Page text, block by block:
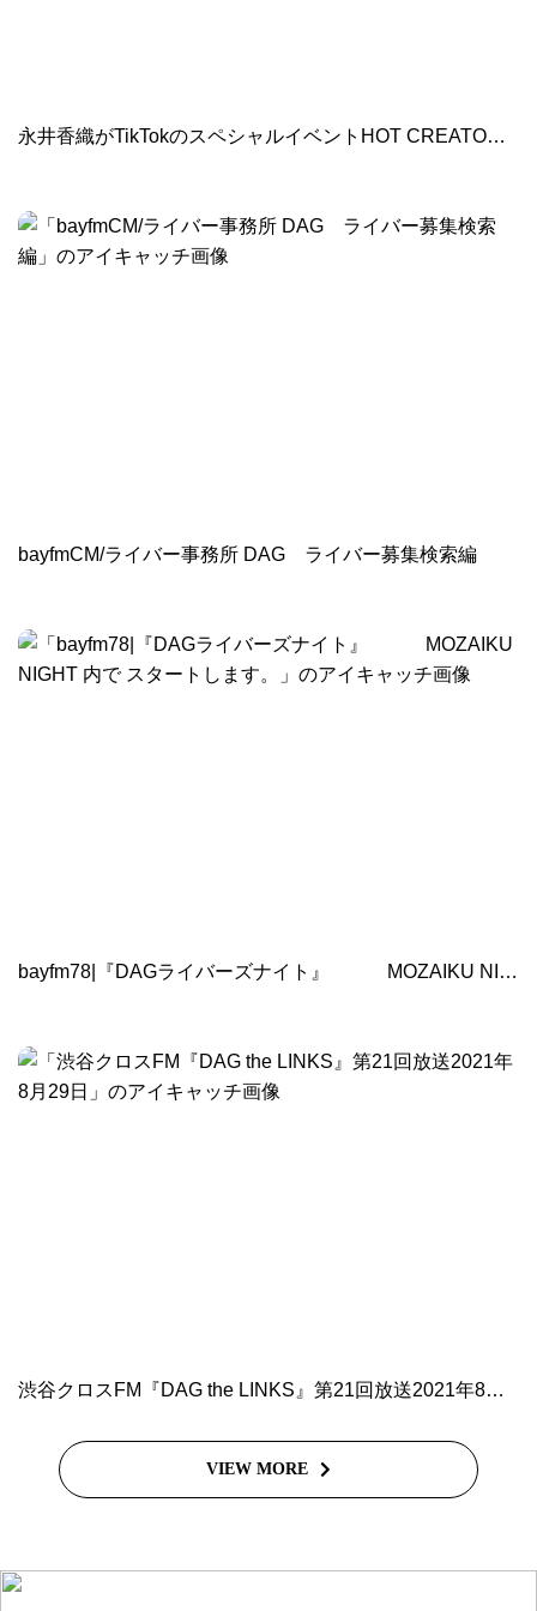
永井香織がTikTokのスペシャルイベントHOT CREATOR 3DAYSに出演
bayfmCM/ライバー事務所 DAG ライバー募集検索編
bayfm78|『DAGライバーズナイト』 MOZAIKU NIGHT 内で スタートします。
渋谷クロスFM『DAG the LINKS』第21回放送2021年8月29日
VIEW MORE